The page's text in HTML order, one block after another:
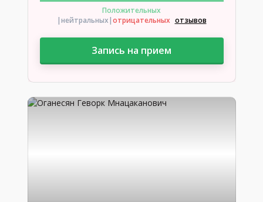
Положительных
|нейтральных|отрицательных отзывов
Запись на прием